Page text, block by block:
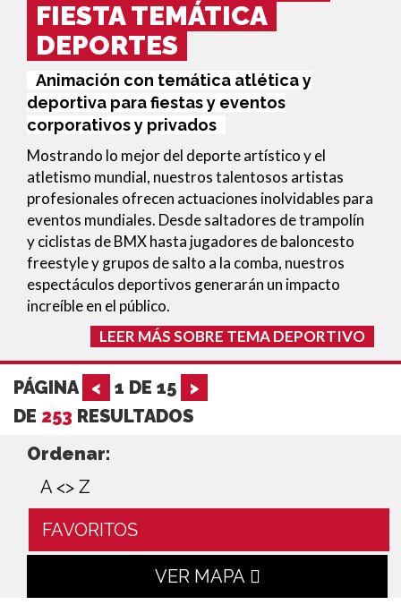
FIESTA TEMÁTICA
DEPORTES
Animación con temática atlética y
deportiva para fiestas y eventos
corporativos y privados
Mostrando lo mejor del deporte artístico y el
atletismo mundial, nuestros talentosos artistas
profesionales ofrecen actuaciones inolvidables para
eventos mundiales. Desde saltadores de trampolín
y ciclistas de BMX hasta jugadores de baloncesto
freestyle y grupos de salto a la comba, nuestros
espectáculos deportivos generarán un impacto
increíble en el público.
LEER MÁS SOBRE TEMA DEPORTIVO
PÁGINA < 1 DE 15
>
DE 253 RESULTADOS
Ordenar:
A <> Z
FAVORITOS
VER MAPA